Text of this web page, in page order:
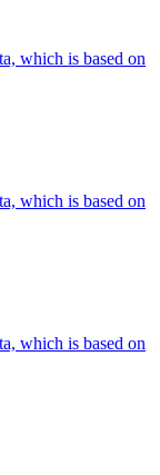
which is based on
which is based on
which is based on